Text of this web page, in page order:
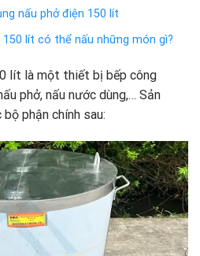
nấu phở điện 150 lít
150 lít có thể nấu những món gì?
lít là một thiết bị bếp công
phở, nấu nước dùng,… Sản
phận chính sau: